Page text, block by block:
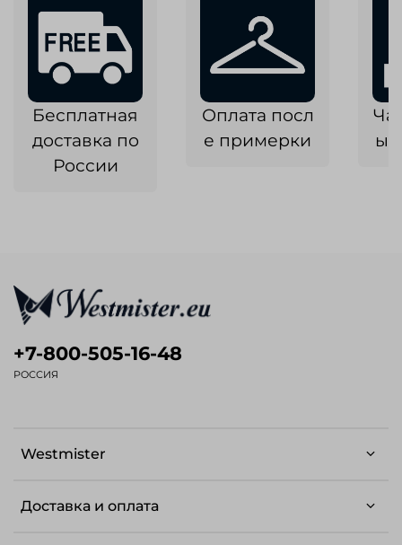
Бесплатная
доставка по
России
Оплата посл
е примерки
Westmister
Доставка и оплата
+7-800-505-16-48
РОССИЯ